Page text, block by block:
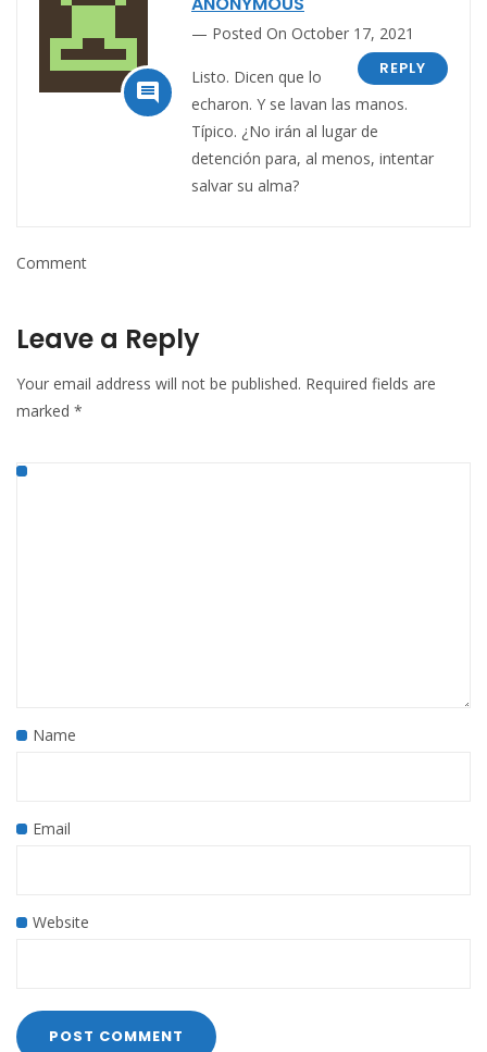

Posted On October 17, 2021
REPLY
Listo. Dicen que lo
echaron. Y se lavan las manos.
Típico. ¿No irán al lugar de
detención para, al menos, intentar
salvar su alma?
Comment
Leave a Reply
Your email address will not be published. Required fields are
marked *
Name
Email
Website